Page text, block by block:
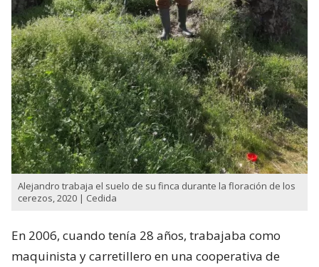
Alejandro trabaja el suelo de su finca durante la floración de los
cerezos, 2020 | Cedida
En 2006, cuando tenía 28 años, trabajaba como
maquinista y carretillero en una cooperativa de